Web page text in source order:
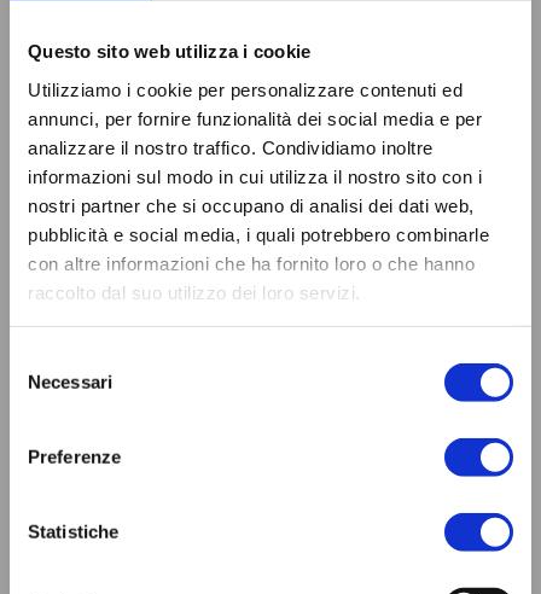
Questo sito web utilizza i cookie
Utilizziamo i cookie per personalizzare contenuti ed
annunci, per fornire funzionalità dei social media e per
analizzare il nostro traffico. Condividiamo inoltre
informazioni sul modo in cui utilizza il nostro sito con i
nostri partner che si occupano di analisi dei dati web,
pubblicità e social media, i quali potrebbero combinarle
con altre informazioni che ha fornito loro o che hanno
raccolto dal suo utilizzo dei loro servizi.
delNecessari
Preferenze
Statistiche